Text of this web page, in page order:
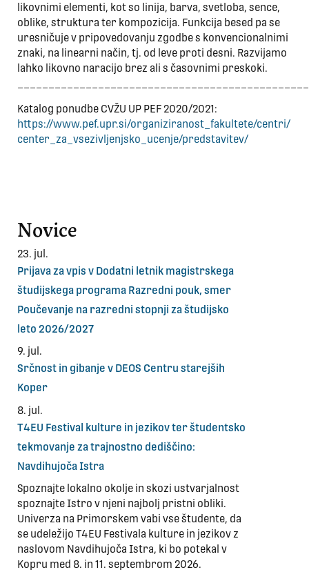
likovnimi elementi, kot so linija, barva, svetloba, sence,
oblike, struktura ter kompozicija. Funkcija besed pa se
uresničuje v pripovedovanju zgodbe s konvencionalnimi
znaki, na linearni način, tj. od leve proti desni. Razvijamo
lahko likovno naracijo brez ali s časovnimi preskoki.
Katalog ponudbe CVŽU UP PEF 2020/2021:
https://www.pef.upr.si/organiziranost_fakultete/centri/
center_za_vsezivljenjsko_ucenje/predstavitev/
Novice
23. jul.
Prijava za vpis v Dodatni letnik magistrskega
študijskega programa Razredni pouk, smer
Poučevanje na razredni stopnji za študijsko
leto 2026/2027
9. jul.
Srčnost in gibanje v DEOS Centru starejših
Koper
8. jul.
T4EU Festival kulture in jezikov ter študentsko
tekmovanje za trajnostno dediščino:
Navdihujoča Istra
Spoznajte lokalno okolje in skozi ustvarjalnost
spoznajte Istro v njeni najbolj pristni obliki.
Univerza na Primorskem vabi vse študente, da
se udeležijo T4EU Festivala kulture in jezikov z
naslovom Navdihujoča Istra, ki bo potekal v
Kopru med 8. in 11. septembrom 2026.